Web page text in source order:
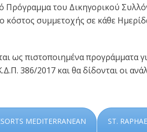
του Δικηγορικού
συμμετοχής σε κάθε
ως πιστοποιημένα προγράμματα
386/2017 και θα δίδονται οι
MEDITERRANEAN ST.